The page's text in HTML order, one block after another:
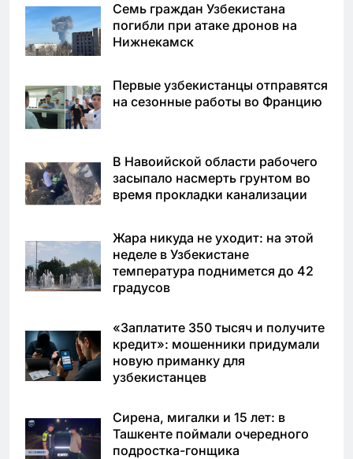
Семь граждан Узбекистана
погибли при атаке дронов на
Нижнекамск
Первые узбекистанцы отправятся
на сезонные работы во Францию
В Навоийской области рабочего
засыпало насмерть грунтом во
время прокладки канализации
Жара никуда не уходит: на этой
неделе в Узбекистане
температура поднимется до 42
градусов
«Заплатите 350 тысяч и получите
кредит»: мошенники придумали
новую приманку для
узбекистанцев
Сирена, мигалки и 15 лет: в
Ташкенте поймали очередного
подростка-гонщика